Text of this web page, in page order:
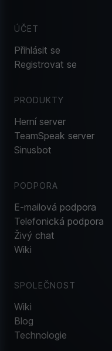
ÚČET
Přihlásit se
Registrovat se
PRODUKTY
Herní server
TeamSpeak server
Sinusbot
PODPORA
E-mailová podpora
Telefonická podpora
Živý chat
Wiki
SPOLEČNOST
Wiki
Blog
Technologie